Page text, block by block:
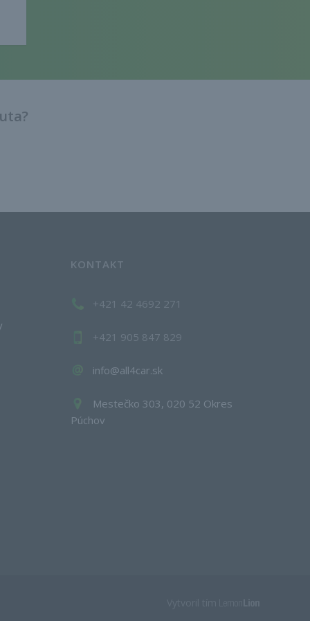
KONTAKT
+421 42 4692 271
+421 905 847 829
info@all4car.sk
Mestečko 303, 020 52 Okres
Púchov